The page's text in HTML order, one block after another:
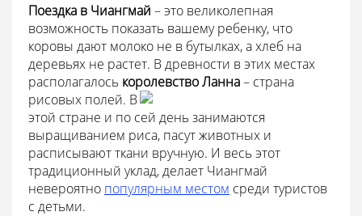
Поездка в Чиангмай – это великолепная
возможность показать вашему ребенку, что
коровы дают молоко не в бутылках, а хлеб на
деревьях не растет. В древности в этих местах
располагалось королевство Ланна– страна
рисовых полей. В
этой стране и по сей день занимаются
выращиванием риса, пасут животных и
расписывают ткани вручную. И весь этот
традиционный уклад, делает Чиангмай
невероятно популярным местом среди туристов
с детьми.